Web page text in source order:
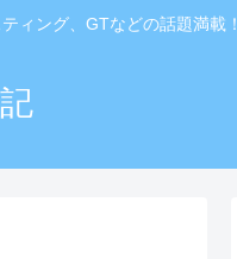
ィング、GTなどの話題満載！